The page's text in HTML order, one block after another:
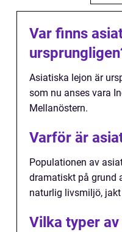
Var finns
Asiatiska lejon är
som nu anses vara
Mellanöstern.
Varför är
Populationen av
dramatiskt på grund
naturlig livsmiljö,
Vilka typer